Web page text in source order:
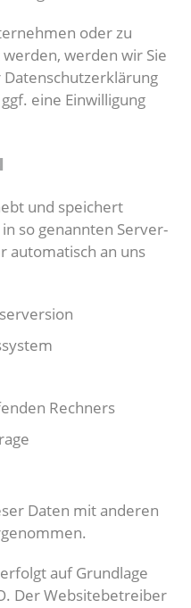
oder zu
werden wir Sie
eine Einwilligung
und speichert
so genannten Server-
automatisch an uns
Rechners
Daten mit anderen
auf Grundlage
Der Websitebetreiber